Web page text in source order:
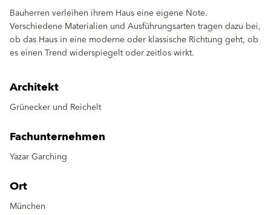
Bauherren verleihen ihrem Haus eine eigene Note.
Verschiedene Materialien und Ausführungsarten tragen dazu bei,
ob das Haus in eine moderne oder klassische Richtung geht, ob
es einen Trend widerspiegelt oder zeitlos wirkt.
Architekt
Grünecker und Reichelt
Fachunternehmen
Yazar Garching
Ort
München